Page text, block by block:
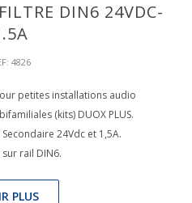
DIN6 24VDC-
4826
petites installations audio
(kits) DUOX PLUS.
24Vdc et 1,5A.
rail DIN6.
PLUS